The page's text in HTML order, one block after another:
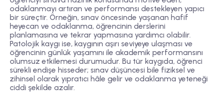
odaklanmayı artıran ve performansı destekleyen yapıcı
bir süreçtir. Örneğin, sınav öncesinde yaşanan hafif
heyecan ve odaklanma, öğrencinin derslerini
planlamasına ve tekrar yapmasına yardımcı olabilir.
Patolojik kaygı ise, kaygının aşırı seviyeye ulaşması ve
öğrencinin günlük yaşamını ile akademik performansını
olumsuz etkilemesi durumudur. Bu tür kaygıda, öğrenci
sürekli endişe hisseder; sınav düşüncesi bile fiziksel ve
zihinsel olarak yıpratıcı hâle gelir ve odaklanma yeteneği
ciddi şekilde azalır.